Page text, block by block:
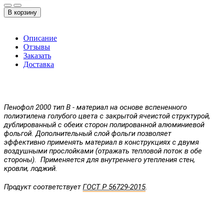
Описание
Отзывы
Заказать
Доставка
Пенофол 2000 тип В - материал на основе вспененного
полиэтилена голубого цвета с закрытой ячеистой структурой,
дублированный с обеих сторон полированной алюминиевой
фольгой. Дополнительный слой фольги позволяет
эффективно применять материал в конструкциях с двумя
воздушными прослойками (отражать тепловой поток в обе
стороны). Применяется для внутреннего утепления стен,
кровли, лоджий.
Продукт соответствуетГОСТ Р 56729-2015.